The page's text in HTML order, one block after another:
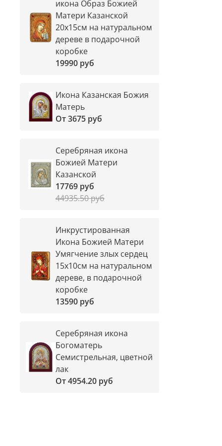
икона Образ Божией
Матери Казанской
20х15см на натуральном
дереве в подарочной
коробке
19990 руб
Икона Казанская Божия
Матерь
От3675 руб
Серебряная икона
Божией Матери
Казанской
17769 руб
44935.50 руб
Инкрустированная
Икона Божией Матери
Умягчение злых сердец
15х10см на натуральном
дереве, в подарочной
коробке
13590 руб
Серебряная икона
Богоматерь
Семистрельная, цветной
лак
От4954.20 руб